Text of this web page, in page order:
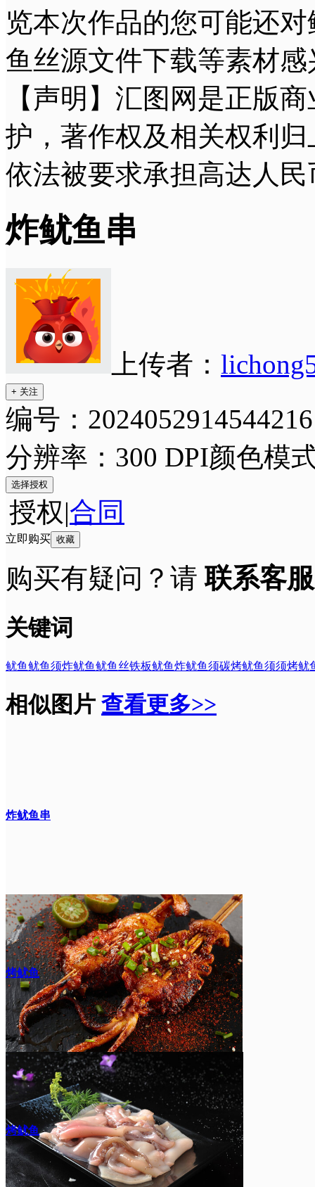
览本次作品的您可能还
鱼丝源文件下载等素材感
【声明】汇图网是正版
护，著作权及相关权利
依法被要求承担高达人
炸鱿鱼串
上传者：
+ 关注
编号：
分辨率：300 DPI颜色模
选择授权
授权|合同
立即购买 收藏
购买有疑问？请联系客服
关键词
鱿鱼鱿鱼须炸鱿鱼鱿鱼丝铁板鱿鱼炸鱿鱼须碳烤鱿鱼须须烤鱿
相似图片 查看更多>>
炸鱿鱼串
烤鱿鱼
烤鱿鱼